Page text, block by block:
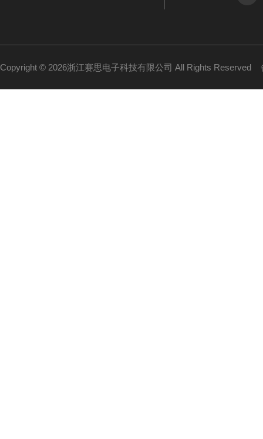
Copyright © 2026浙江赛思电子科技有限公司 All Rights Reserved